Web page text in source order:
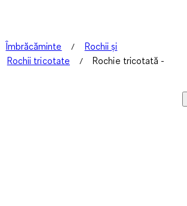
Îmbrăcăminte
Rochii și
Rochii tricotate
Rochie tricotată -